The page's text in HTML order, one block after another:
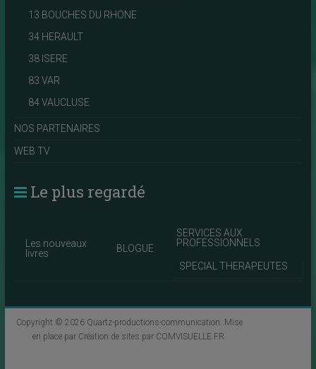
13 BOUCHES DU RHONE
34 HERAULT
38 ISERE
83 VAR
84 VAUCLUSE
NOS PARTENAIRES
WEB TV
Le plus regardé
Les nouveaux
livres
BLOGUE
SERVICES AUX
PROFESSIONNELS
SPECIAL THERAPEUTES
Copyright © 2026 Quartz-productions-communication. Mise
en place par Création de sites par COMVISUELLE.FR.